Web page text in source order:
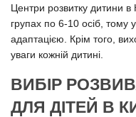
Центри розвитку дитини в
групах по 6-10 осіб, тому
адаптацією. Крім того,
уваги кожній дитині.
ВИБІР
ДЛЯ ДІТЕЙ В